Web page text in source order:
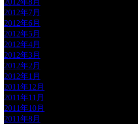
2012年8月
2012年7月
2012年6月
2012年5月
2012年4月
2012年3月
2012年2月
2012年1月
2011年12月
2011年11月
2011年10月
2011年8月